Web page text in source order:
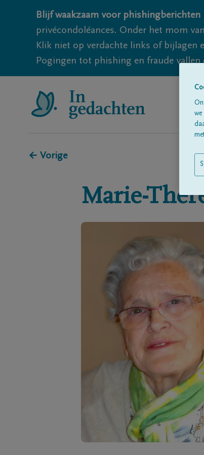
Blijf waakzaam voor
privécondoléances. Onder het mom
Klik niet op verdachte links of bijlagen
Pogingen tot phishing en fraude
← Vorige
Marie-
we